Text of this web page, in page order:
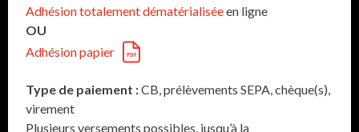
Adhésion totalement dématérialiséeen ligne
OU
Adhésion papier
Type de paiement :CB, prélèvements SEPA, chèque(s),
virement
Plusieurs versements possibles, jusqu’à la